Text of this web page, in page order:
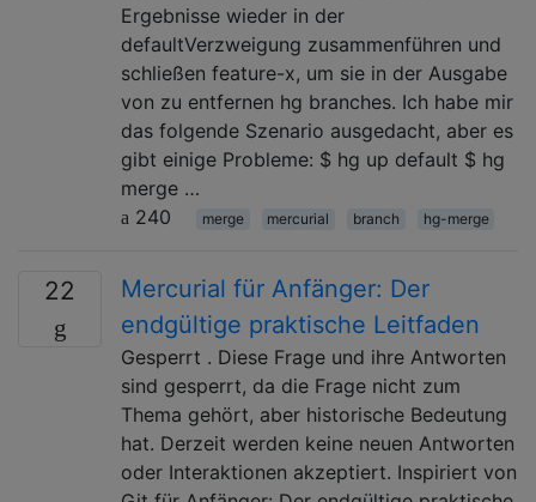
Ergebnisse wieder in der
defaultVerzweigung zusammenführen und
schließen feature-x, um sie in der Ausgabe
von zu entfernen hg branches. Ich habe mir
das folgende Szenario ausgedacht, aber es
gibt einige Probleme: $ hg up default $ hg
merge …
240
merge mercurial branch hg-merge
22
Mercurial für Anfänger: Der
endgültige praktische Leitfaden
Gesperrt . Diese Frage und ihre Antworten
sind gesperrt, da die Frage nicht zum
Thema gehört, aber historische Bedeutung
hat. Derzeit werden keine neuen Antworten
oder Interaktionen akzeptiert. Inspiriert von